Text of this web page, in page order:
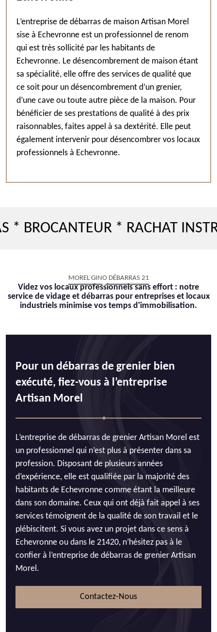
L’entreprise de débarras de maison Artisan Morel
sise à Echevronne est un professionnel de renom
qui est très sollicité par les habitants de
Echevronne. Le désencombrement de maison étant
sa spécialité, elle offre des services de qualité que
ce soit pour un désencombrement d’un grenier,
d’une cave ou toute autre pièce de la maison. Pour
bénéficier de ses prestations de qualité à des prix
raisonnables, faites appel à sa dextérité. Elle peut
également intervenir pour désencombrer vos locaux
professionnels à Echevronne.
* RACHAT
MOREL GINO DÉBARRAS 21
Videz vos locaux professionnels sans effort : notre
service de vidage et débarras pour entreprises et locaux
industriels minimise vos temps d'immobilisation.
Pour un débarras de grenier bien
exécuté, fiez-vous à l’entreprise
Artisan Morel
L’entreprise de débarras de grenier Artisan Morel est
un professionnel qui n’est plus à présenter dans sa
profession. Disposant de plusieurs années
d’expérience, elle est qualifiée par la majorité des
habitants de Echevronne comme étant la meilleure
dans son domaine. Ceux qui ont déjà fait appel à ses
services témoignent de la qualité de son travail et le
plébiscitent. Si vous avez un projet dans ce sens à
Echevronne ou dans le 21420, n’hésitez pas à le
confier à l’entreprise de débarras de grenier Artisan
Morel.
Contactez-Nous